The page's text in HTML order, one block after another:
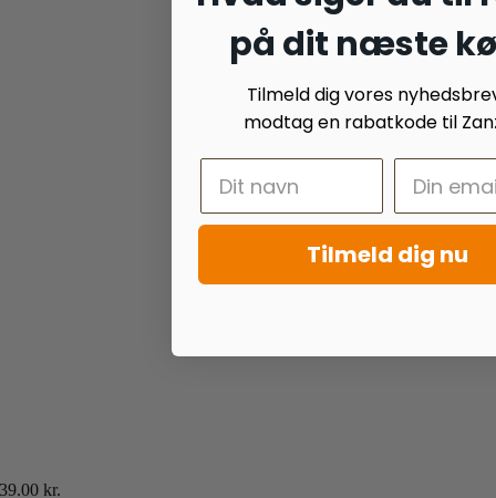
39.00kr.
på dit næste
Tilmeld dig vores
modtag en rabatkode til
Tilmeld dig nu